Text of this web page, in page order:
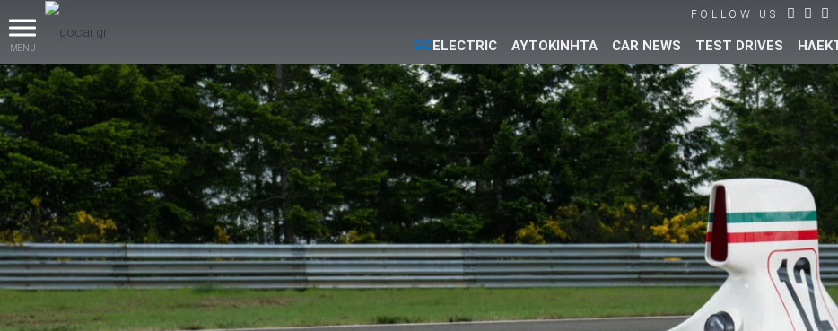
MENU
FOLLOW US
GOELECTRIC ΑΥΤΟΚΙΝΗΤΑ CAR NEWS TEST DRIVES
Βρες τα πάντα για το αυτοκίνητο!
βρες το!